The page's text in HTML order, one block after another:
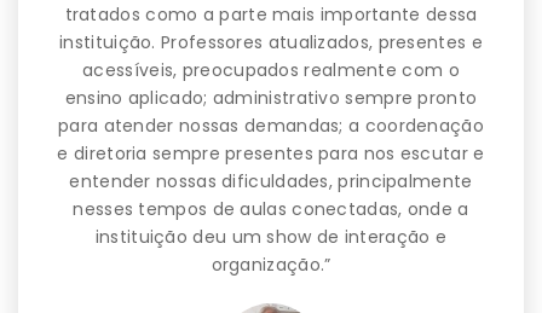
tratados como a parte mais importante dessa
instituição. Professores atualizados, presentes e
acessíveis, preocupados realmente com o
ensino aplicado; administrativo sempre pronto
para atender nossas demandas; a coordenação
e diretoria sempre presentes para nos escutar e
entender nossas dificuldades, principalmente
nesses tempos de aulas conectadas, onde a
instituição deu um show de interação e
organização.”